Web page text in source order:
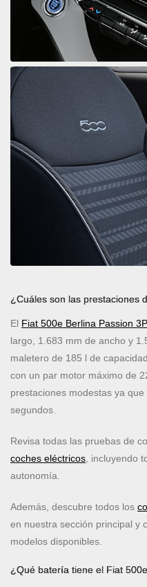
¿Cuáles son las prestaciones
El Fiat 500e Berlina Passion 3P
largo, 1.683 mm de ancho y
maletero de 185 l de
con un par motor máximo de
prestaciones modestas ya
segundos.
Revisa todas las pruebas de
coches eléctricos , incluyendo
autonomía.
Además, descubre todos los
en nuestra sección principal y
modelos disponibles.
¿Qué batería tiene el Fiat